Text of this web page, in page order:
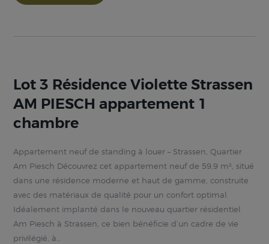
Lot 3 Résidence Violette Strassen
AM PIESCH appartement 1
chambre
Appartement neuf de standing à louer – Strassen, Quartier
Am Piesch Découvrez cet appartement neuf de 59,9 m², situé
dans une résidence moderne et haut de gamme, construite
avec des matériaux de qualité pour un confort optimal.
Idéalement implanté dans le nouveau quartier résidentiel
Am Piesch à Strassen, ce bien bénéficie d’un cadre de vie
privilégié, à…